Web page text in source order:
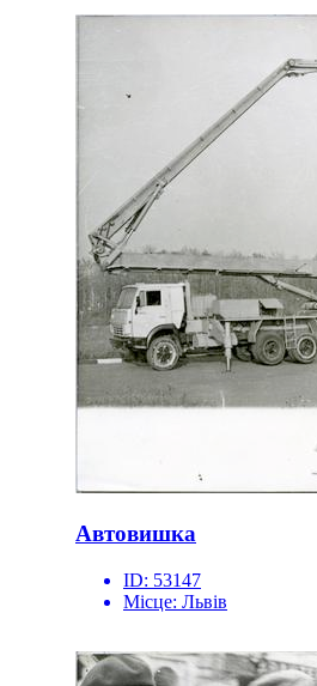
Автовишка
ID: 53147
Місце: Львів